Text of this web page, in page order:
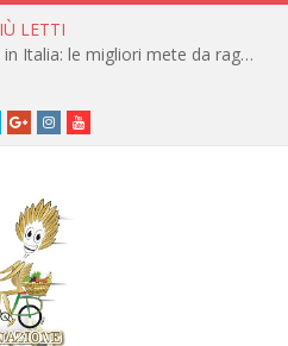
LETTI
Dove fare campeggio libero in Italia: le migliori mete da raggiungere in traghetto
Google+instagramyoutube